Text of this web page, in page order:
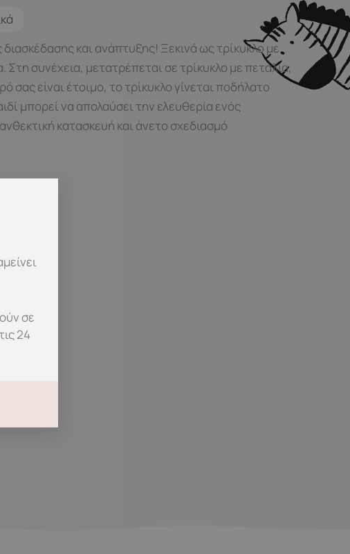
και ανάπτυξης! Ξεκινά ως τρίκυκλο με
συνέχεια, μετατρέπεται σε τρίκυκλο με πετάλια,
σας είναι έτοιμο, το τρίκυκλο γίνεται ποδήλατο
μπορεί να απολαύσει την ελευθερία ενός
κατασκευή και άνετο σχεδιασμό
σε
24